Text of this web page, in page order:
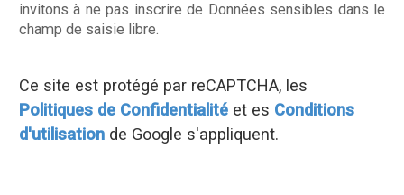
invitons à ne pas inscrire de Données sensibles dans le
champ de saisie libre.
Ce site est protégé par reCAPTCHA, les
Politiques de Confidentialité et es Conditions
d'utilisation de Google s'appliquent.